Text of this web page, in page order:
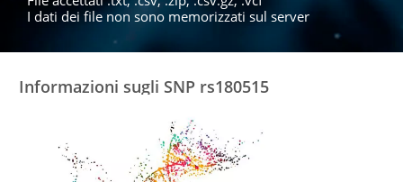
I dati dei file non sono memorizzati sul server
Informazioni sugli SNP rs180515